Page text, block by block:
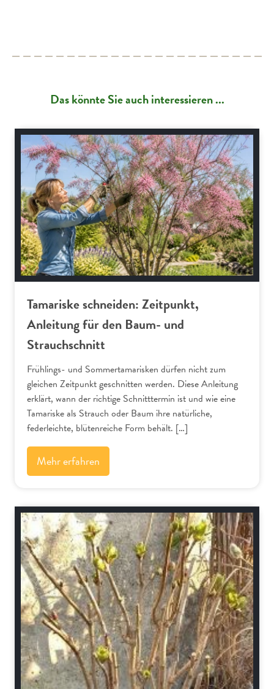
Das könnte Sie auch interessieren ...
Gartenpraxis
Tamariske schneiden: Zeitpunkt,
Anleitung für den Baum- und
Strauchschnitt
Frühlings- und Sommertamarisken dürfen nicht zum
gleichen Zeitpunkt geschnitten werden. Diese Anleitung
erklärt, wann der richtige Schnitttermin ist und wie eine
Tamariske als Strauch oder Baum ihre natürliche,
federleichte, blütenreiche Form behält. […]
Mehr erfahren
Schnitt-Anleitungen